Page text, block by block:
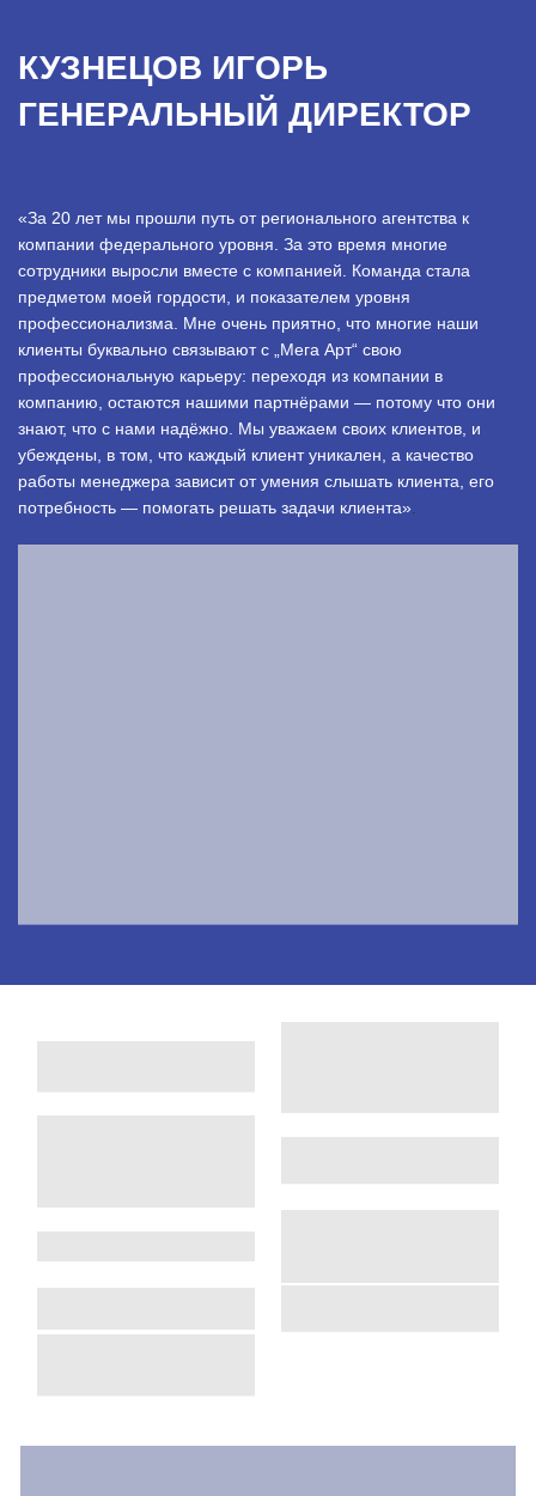
КУЗНЕЦОВ ИГОРЬ
ГЕНЕРАЛЬНЫЙ ДИРЕКТОР
«За 20 лет мы прошли путь от регионального агентства к
компании федерального уровня. За это время многие
сотрудники выросли вместе с компанией. Команда стала
предметом моей гордости, и показателем уровня
профессионализма. Мне очень приятно, что многие наши
клиенты буквально связывают с „Мега Арт“ свою
профессиональную карьеру: переходя из компании в
компанию, остаются нашими партнёрами — потому что они
знают, что с нами надёжно. Мы уважаем своих клиентов, и
убеждены, в том, что каждый клиент уникален, а качество
работы менеджера зависит от умения слышать клиента, его
потребность — помогать решать задачи клиента»